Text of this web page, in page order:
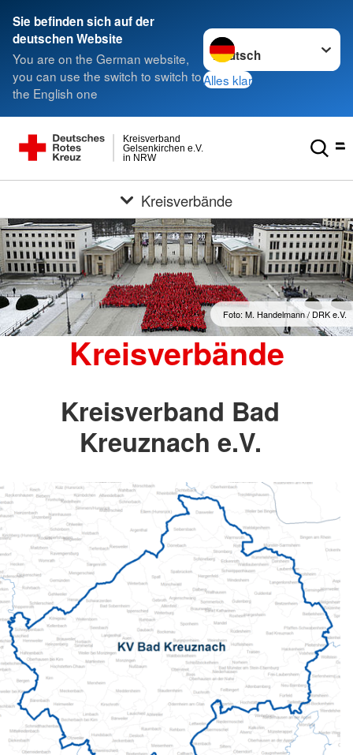
Sie befinden sich auf der
deutschen Website
You are on the German website,
you can use the switch to switch to
the English one
Sprache wechseln zu
Alles klar
in NRW
Gelsenkirchen e.V.
Kreisverband
Kreisverbände
Foto: M. Handelmann / DRK e.V.
Kreisverbände
Kreisverband Bad
Kreuznach e.V.